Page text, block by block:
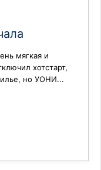
мягкая и
хотстарт,
но УОНИ...